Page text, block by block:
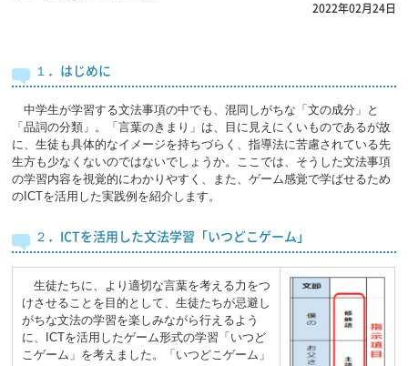
2022年02月24日
１．はじめに
中学生が学習する文法事項の中でも、混同しがちな「文の成分」と
「品詞の分類」。「言葉のきまり」は、目に見えにくいものであるが故
に、生徒も具体的なイメージを持ちづらく、指導法に苦慮されている先
生方も少なくないのではないでしょうか。ここでは、そうした文法事項
の学習内容を視覚的にわかりやすく、また、ゲーム感覚で学ばせるため
のICTを活用した実践例を紹介します。
２．ICTを活用した文法学習「いつどこゲーム」
生徒たちに、より適切な言葉を考える力をつ
けさせることを目的として、生徒たちが忌避し
がちな文法の学習を楽しみながら行えるよう
に、ICTを活用したゲーム形式の学習「いつど
こゲーム」を考えました。「いつどこゲーム」